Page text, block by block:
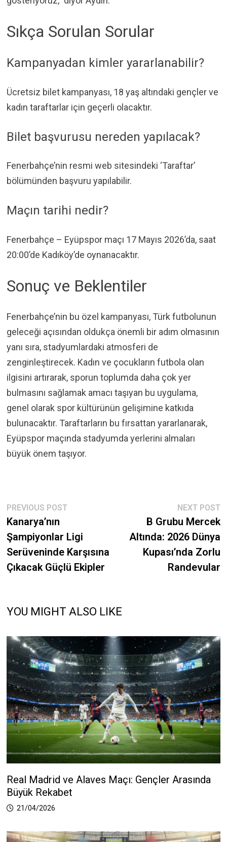
Sıkça Sorulan Sorular
Kampanyadan kimler yararlanabilir?
Ücretsiz bilet kampanyası, 18 yaş altındaki gençler ve
kadın taraftarlar için geçerli olacaktır.
Bilet başvurusu nereden yapılacak?
Fenerbahçe’nin resmi web sitesindeki ‘Taraftar’
bölümünden başvuru yapılabilir.
Maçın tarihi nedir?
Fenerbahçe – Eyüpspor maçı 17 Mayıs 2026’da, saat
20:00’de Kadıköy’de oynanacaktır.
Sonuç ve Beklentiler
Fenerbahçe’nin bu özel kampanyası, Türk futbolunun
geleceği açısından oldukça önemli bir adım olmasının
yanı sıra, stadyumlardaki atmosferi de
zenginleştirecek. Kadın ve çocukların futbola olan
ilgisini artırarak, sporun toplumda daha çok yer
bulmasını sağlamak amacı taşıyan bu uygulama,
genel olarak spor kültürünün gelişimine katkıda
bulunacaktır. Taraftarların bu fırsattan yararlanarak,
Eyüpspor maçında stadyumda yerlerini almaları
büyük önem taşıyor.
Post
navigation
PREVIOUS POSTPrevious
Kanarya’nın
Şampiyonlar Ligi
Serüveninde Karşısına
Çıkacak Güçlü Ekipler
NEXT POST
B Grubu Mercek
Altında: 2026 Dünya
Kupası’nda Zorlu
Randevular
YOU MIGHT ALSO LIKE
Real Madrid ve Alaves Maçı: Gençler Arasında
Büyük Rekabet
21/04/2026